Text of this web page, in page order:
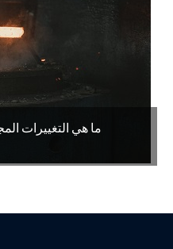
ما هي التغييرات